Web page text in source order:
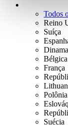
Todos
Reino
Suíça
Bélgica
França
Polônia
Suécia